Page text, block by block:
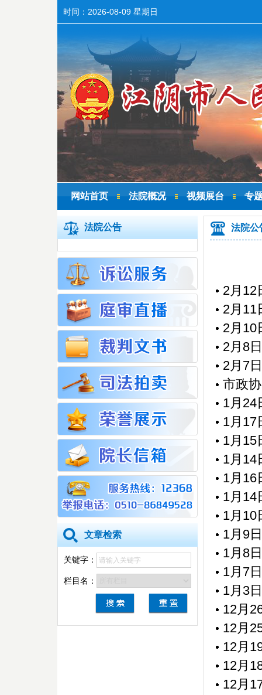
时间： 2026-08-09 星期日
网站首页 法院概况 视频展台 专
法院公告
文章检索
关键字：
栏目名：
法院公
2月12
2月11
2月10
2月8
2月7
市政
1月24
1月17
1月15
1月14
1月16
1月14
1月10
1月9
1月8
1月7
1月3
12月
12月
12月
12月
12月